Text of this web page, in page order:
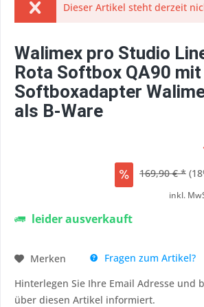
Dieser Artikel steht derzeit
Walimex pro Studio
Rota Softbox QA90 mit
Softboxadapter
als B-Ware
169,90 € *
inkl.
leider ausverkauft
Merken
Fragen zum Artikel?
Hinterlegen Sie Ihre Email Adresse und
über diesen Artikel informiert.